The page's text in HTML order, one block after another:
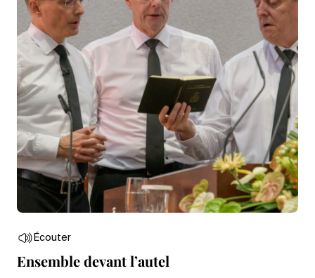
Écouter
Ensemble devant l’autel